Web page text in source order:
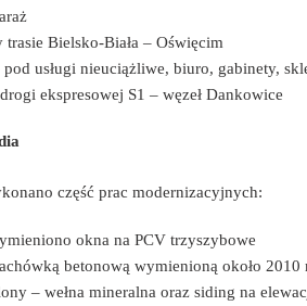
Bielsko-Biała – Oświęcim
usługi nieuciążliwe, biuro, gabinety,
ekspresowej S1 – węzeł Dankowice
część prac modernizacyjnych:
okna na PCV trzyszybowe
betonową wymienioną około 2010
– wełna mineralna oraz siding na